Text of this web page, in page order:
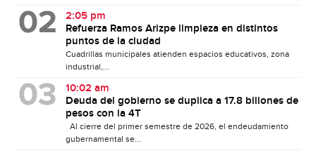
2:05 pm
Refuerza Ramos Arizpe limpieza en distintos
puntos de la ciudad
Cuadrillas municipales atienden espacios educativos, zona
industrial,...
10:02 am
Deuda del gobierno se duplica a 17.8 billones de
pesos con la 4T
Al cierre del primer semestre de 2026, el endeudamiento
gubernamental se...